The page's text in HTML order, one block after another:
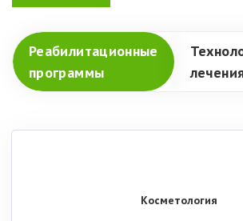
Реабилитационные
программы
Косметология